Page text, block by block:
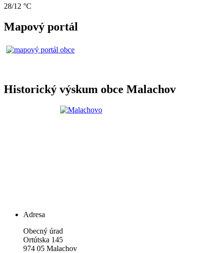
28/12 °C
Mapový portál
Historický výskum obce Malachov
Adresa
Obecný úrad
Ortútska 145
974 05 Malachov